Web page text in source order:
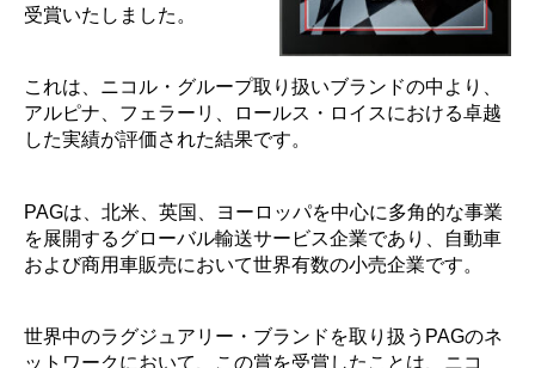
受賞いたしました。
これは、ニコル・グループ取り扱いブランドの中より、
アルピナ、フェラーリ、ロールス・ロイスにおける卓越
した実績が評価された結果です。
PAGは、北米、英国、ヨーロッパを中心に多角的な事業
を展開するグローバル輸送サービス企業であり、自動車
および商用車販売において世界有数の小売企業です。
世界中のラグジュアリー・ブランドを取り扱うPAGのネ
ットワークにおいて、この賞を受賞したことは、ニコ